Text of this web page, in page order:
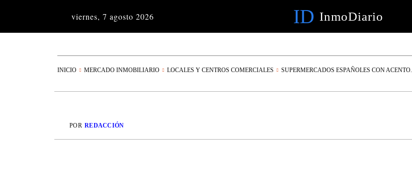
viernes, 7 agosto 2026 ID InmoDiario
INICIO MERCADO INMOBILIARIO LOCALES Y CENTROS COMERCIALES SUPERMERCADOS ESPAÑOLES CON ACENTO...
POR REDACCIÓN